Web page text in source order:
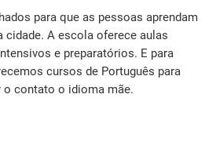
para que as pessoas aprendam
cidade. A escola oferece aulas
e preparatórios. E para
cursos de Português para
o contato o idioma mãe.